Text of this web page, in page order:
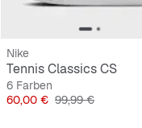
Nike
Tennis Classics CS
6 Farben
Preis
60,00 € Originalpreis
99,99 €